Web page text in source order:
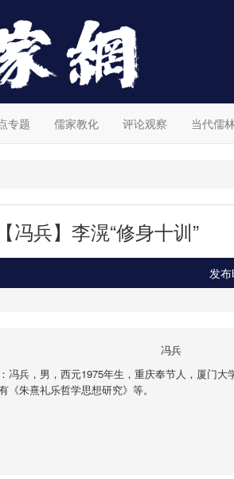
专题 儒家教化 评论观察 当代儒
【冯兵】李滉“修身十训”
发
冯兵
冯兵，男，西元1975年生，重庆奉节人，厦门大
《朱熹礼乐哲学思想研究》等。